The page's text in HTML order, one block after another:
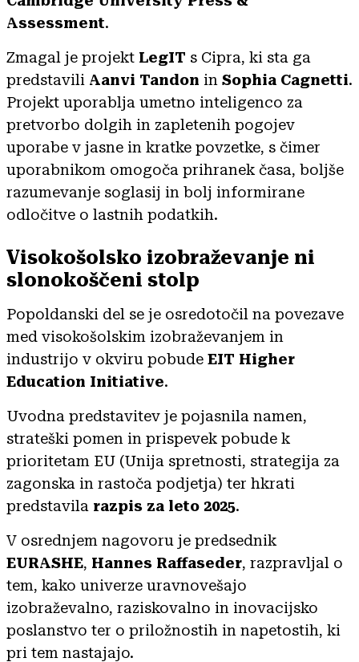
Assessment.
Zmagal je projekt LegIT s Cipra, ki sta ga
predstavili Aanvi Tandon in Sophia Cagnetti.
Projekt uporablja umetno inteligenco za
pretvorbo dolgih in zapletenih pogojev
uporabe v jasne in kratke povzetke, s čimer
uporabnikom omogoča prihranek časa, boljše
razumevanje soglasij in bolj informirane
odločitve o lastnih podatkih.
Visokošolsko izobraževanje ni
slonokoščeni stolp
Popoldanski del se je osredotočil na povezave
med visokošolskim izobraževanjem in
industrijo v okviru pobude EIT Higher
Education Initiative.
Uvodna predstavitev je pojasnila namen,
strateški pomen in prispevek pobude k
prioritetam EU (Unija spretnosti, strategija za
zagonska in rastoča podjetja) ter hkrati
predstavila razpis za leto 2025.
V osrednjem nagovoru je predsednik
EURASHE, Hannes Raffaseder, razpravljal o
tem, kako univerze uravnovešajo
izobraževalno, raziskovalno in inovacijsko
poslanstvo ter o priložnostih in napetostih, ki
pri tem nastajajo.